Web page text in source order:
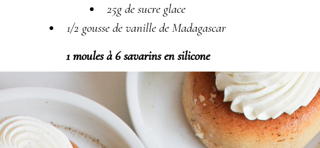
25g de sucre glace
1/2 gousse de vanille de Madagascar
1 moules à 6 savarins en silicone